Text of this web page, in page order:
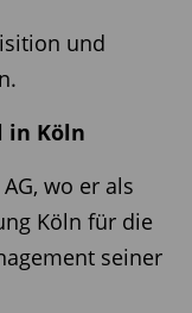
und
in Köln
wo er als
Köln für die
seiner